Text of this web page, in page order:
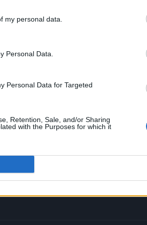
adicional de su información
intermedios de la IAB.
my personal data.
Personal Data.
Personal Data for Targeted
Retention, Sale, and/or Sharing
with the Purposes for which it
más en su primer